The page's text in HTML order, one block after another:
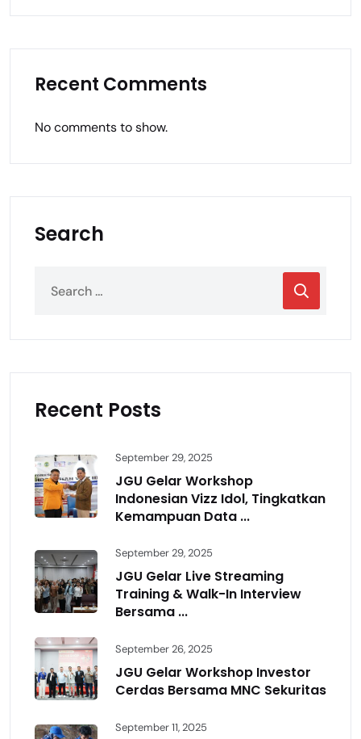
Recent Comments
No comments to show.
Search
Recent Posts
September 29, 2025
JGU Gelar Workshop
Indonesian Vizz Idol, Tingkatkan
Kemampuan Data ...
September 29, 2025
JGU Gelar Live Streaming
Training & Walk-In Interview
Bersama ...
September 26, 2025
JGU Gelar Workshop Investor
Cerdas Bersama MNC Sekuritas
September 11, 2025